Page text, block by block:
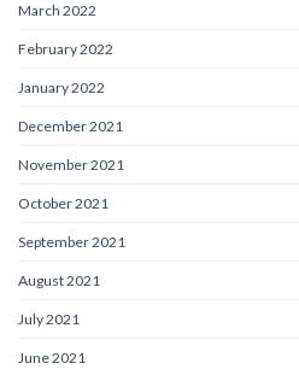
March 2022
February 2022
January 2022
December 2021
November 2021
October 2021
September 2021
August 2021
July 2021
June 2021